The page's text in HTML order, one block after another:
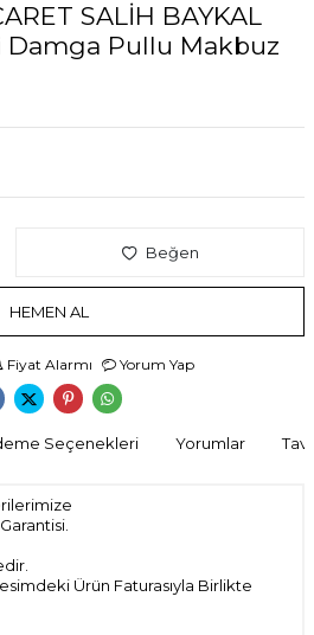
SALİH BAYKAL
Pullu Makbuz
Beğen
HEMEN AL
Fiyat Alarmı Yorum Yap
Seçenekleri Yorumlar
Ürün Faturasıyla Birlikte